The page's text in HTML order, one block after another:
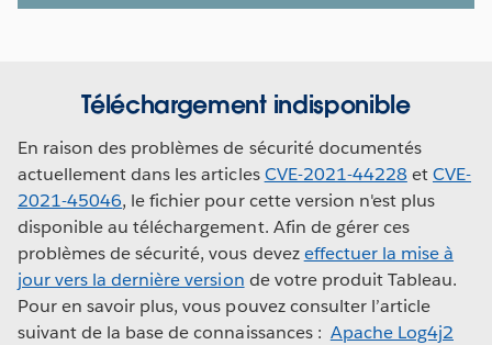
Téléchargement indisponible
En raison des problèmes de sécurité documentés
actuellement dans les articlesCVE-2021-44228 etCVE-
2021-45046, le fichier pour cette version n'est plus
disponible au téléchargement. Afin de gérer ces
problèmes de sécurité, vous devezeffectuer la mise à
jour vers la dernière version de votre produit Tableau.
Pour en savoir plus, vous pouvez consulter l’article
suivant de la base de connaissances : Apache Log4j2